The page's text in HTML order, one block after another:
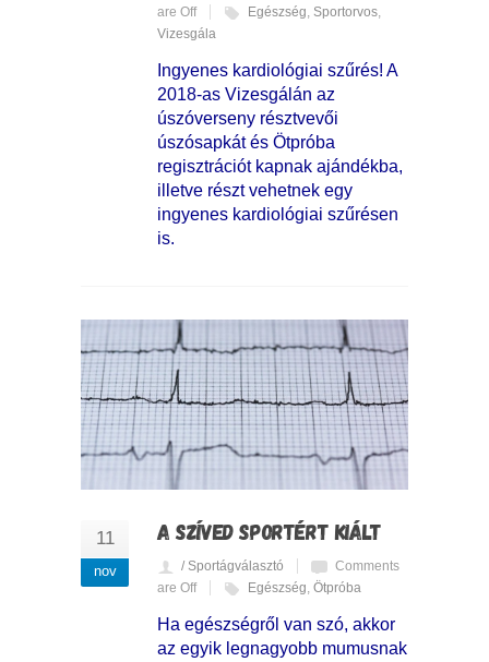
are Off
Egészség Sportorvos
Vizesgála
Ingyenes kardiológiai szűrés! A
2018-as Vizesgálán az
úszóverseny résztvevői
úszósapkát és Ötpróba
regisztrációt kapnak ajándékba,
illetve részt vehetnek egy
ingyenes kardiológiai szűrésen
is.
11
nov
A SZÍVED SPORTÉRT KIÁLT
/ Sportágválasztó
Comments
are Off
Egészség, Ötpróba
Ha egészségről van szó, akkor
az egyik legnagyobb mumusnak